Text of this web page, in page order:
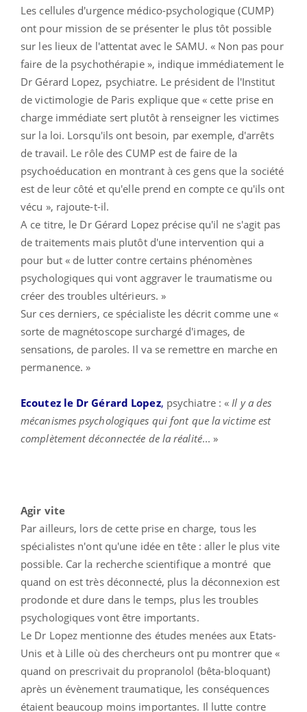
Les cellules d'urgence médico-psychologique (CUMP)
ont pour mission de se présenter le plus tôt possible
sur les lieux de l'attentat avec le SAMU. « Non pas pour
faire de la psychothérapie », indique immédiatement le
Dr Gérard Lopez, psychiatre. Le président de l'Institut
de victimologie de Paris explique que « cette prise en
charge immédiate sert plutôt à renseigner les victimes
sur la loi. Lorsqu'ils ont besoin, par exemple, d'arrêts
de travail. Le rôle des CUMP est de faire de la
psychoéducation en montrant à ces gens que la société
est de leur côté et qu'elle prend en compte ce qu'ils ont
vécu », rajoute-t-il.
A ce titre, le Dr Gérard Lopez précise qu'il ne s'agit pas
de traitements mais plutôt d'une intervention qui a
pour but « de lutter contre certains phénomènes
psychologiques qui vont aggraver le traumatisme ou
créer des troubles ultérieurs. »
Sur ces derniers, ce spécialiste les décrit comme une «
sorte de magnétoscope surchargé d'images, de
sensations, de paroles. Il va se remettre en marche en
permanence. »
Ecoutez le Dr Gérard Lopez, psychiatre : « Il y a des
mécanismes psychologiques qui font que la victime est
complètement déconnectée de la réalité... »
Agir vite
Par ailleurs, lors de cette prise en charge, tous les
spécialistes n'ont qu'une idée en tête : aller le plus vite
possible. Car la recherche scientifique a montré que
quand on est très déconnecté, plus la déconnexion est
prodonde et dure dans le temps, plus les troubles
psychologiques vont être importants.
Le Dr Lopez mentionne des études menées aux Etats-
Unis et à Lille où des chercheurs ont pu montrer que «
quand on prescrivait du propranolol (bêta-bloquant)
après un évènement traumatique, les conséquences
étaient beaucoup moins importantes. Il lutte contre